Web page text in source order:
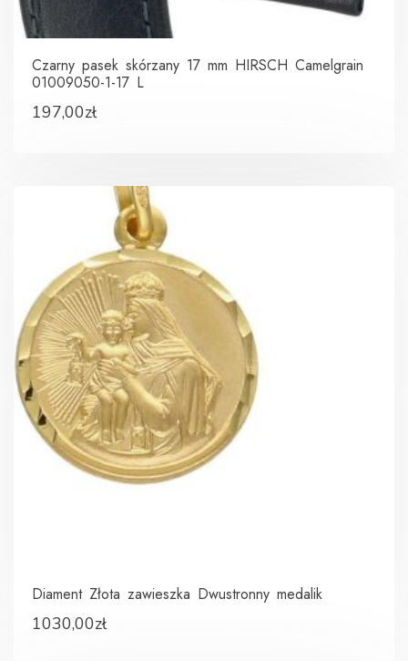
Czarny pasek skórzany 17 mm HIRSCH Camelgrain
01009050-1-17 L
197,00zł
Diament Złota zawieszka Dwustronny medalik
1030,00zł